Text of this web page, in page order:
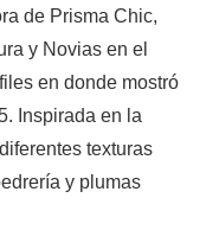
de Prisma Chic,
y Novias en el
en donde mostró
Inspirada en la
texturas
y plumas